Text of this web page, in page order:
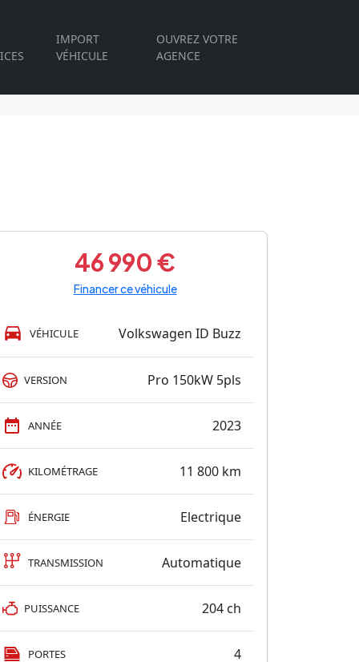
IMPORT
VÉHICULE
OUVREZ VOTRE
AGENCE
46 990 €
Financer ce véhicule
VÉHICULE Volkswagen ID Buzz
VERSION Pro 150kW 5pls
ANNÉE 2023
KILOMÉTRAGE 11 800 km
ÉNERGIE Electrique
TRANSMISSION Automatique
PUISSANCE 204 ch
PORTES 4